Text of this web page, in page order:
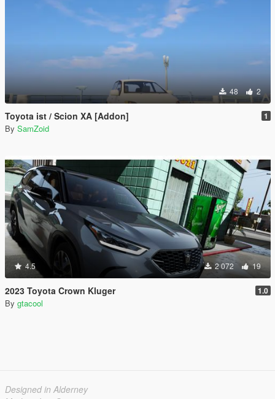
48 2
Toyota ist / Scion XA [Addon] 1
By SamZoid
4.5 2 072 19
2023 Toyota Crown Kluger 1.0
By gtacool
Designed in Alderney